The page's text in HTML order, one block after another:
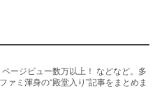
ージビュー数万以上！ などなど。多
ァミ渾身の“殿堂入り”記事をまとめま